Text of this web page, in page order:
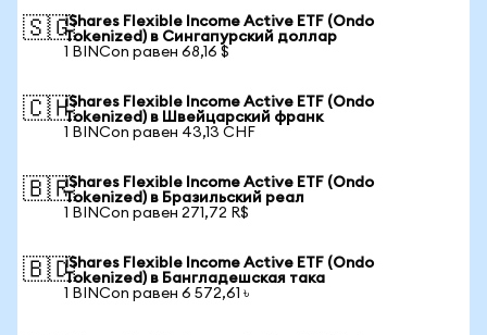
🇸🇬iShares Flexible Income Active ETF (Ondo
Tokenized) в Сингапурский доллар
1 BINCon равен 68,16 $
🇨🇭iShares Flexible Income Active ETF (Ondo
Tokenized) в Швейцарский франк
1 BINCon равен 43,13 CHF
🇧🇷iShares Flexible Income Active ETF (Ondo
Tokenized) в Бразильский реал
1 BINCon равен 271,72 R$
🇧🇩iShares Flexible Income Active ETF (Ondo
Tokenized) в Бангладешская така
1 BINCon равен 6 572,61 ৳